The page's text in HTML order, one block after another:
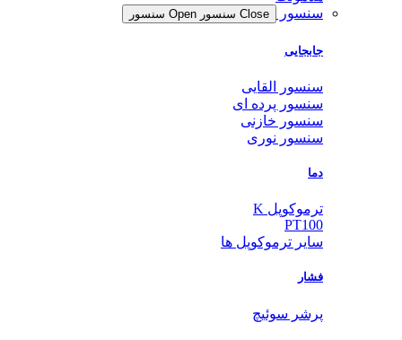
سنسور
Close سنسور Open سنسور
جابجایی
سنسور القایی
سنسور پرده ای
سنسور خازنی
سنسور نوری
دما
ترموکوپل K
PT100
سایر ترموکوپل ها
فشار
پرشر سوئیچ